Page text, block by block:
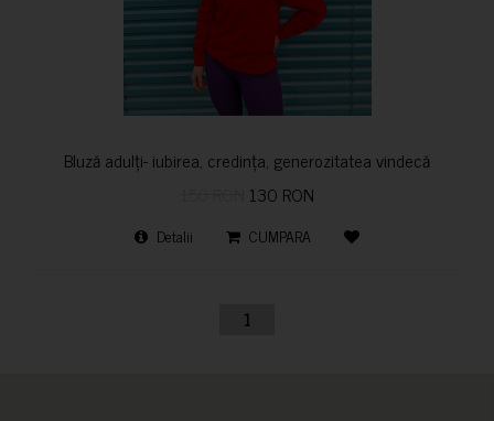
Bluză adulți- iubirea, credința, generozitatea vindecă
130 RON
Detalii CUMPARA
1